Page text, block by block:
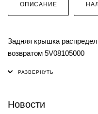
ОПИСАНИЕ
Задняя крышка
возвратом 5V08105000
Новости